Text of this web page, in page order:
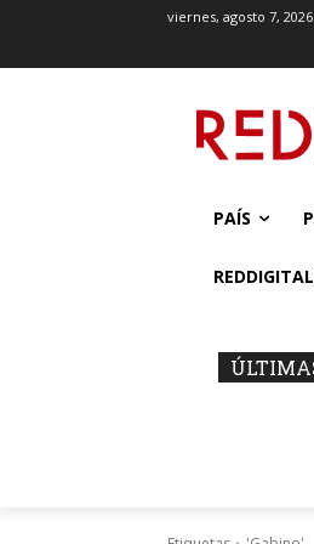
viernes, agosto 7, 2026
PAÍS